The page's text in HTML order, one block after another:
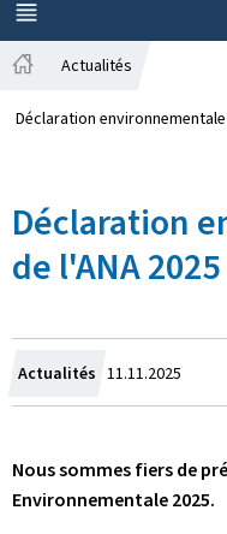
MENU
PRINCIPAL
Actualités
Déclaration environnementale
Déclaration
de l'ANA 2025
Actualités Crée
le
11.11.2025
Nous sommes fiers de
Environnementale 2025.